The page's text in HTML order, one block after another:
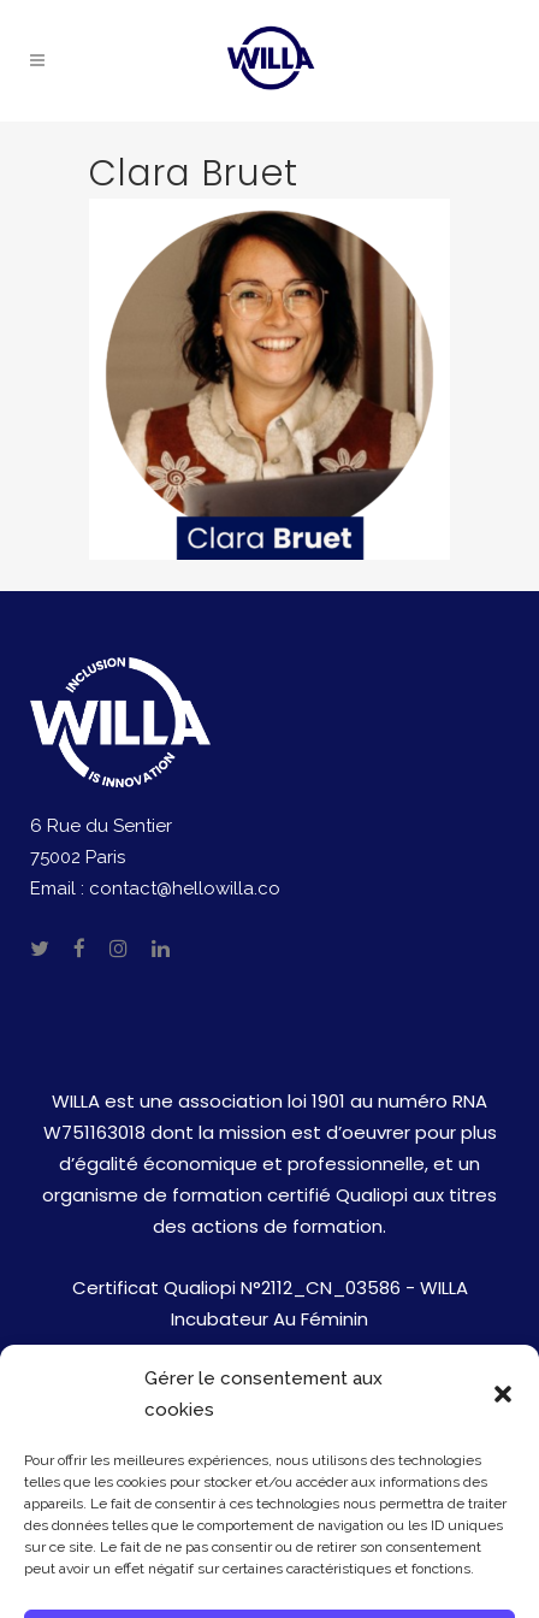
Gérer le consentement aux
cookies
Pour offrir les meilleures expériences, nous utilisons des technologies
telles que les cookies pour stocker et/ou accéder aux informations des
appareils. Le fait de consentir à ces technologies nous permettra de traiter
des données telles que le comportement de navigation ou les ID uniques
sur ce site. Le fait de ne pas consentir ou de retirer son consentement
peut avoir un effet négatif sur certaines caractéristiques et fonctions.
Clara Bruet
6 Rue du Sentier
75002 Paris
Email : contact@hellowilla.co
WILLA est une association loi 1901 au numéro RNA
W751163018 dont la mission est d’oeuvrer pour plus
d’égalité économique et professionnelle, et un
organisme de formation certifié Qualiopi aux titres
des actions de formation.
Certificat Qualiopi N°2112_CN_03586 - WILLA
Incubateur Au Féminin
Jobs
Mentions Légales
Politique de cookies
Presse